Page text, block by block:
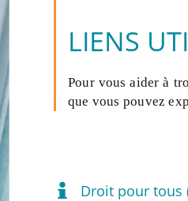
LIENS
Pour vous aider à
que vous pouvez
Droit pour tous